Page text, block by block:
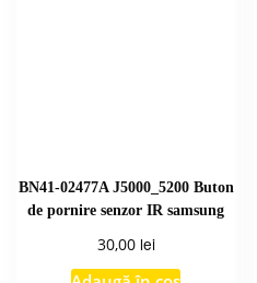
BN41-02477A J5000_5200 Buton
de pornire senzor IR samsung
30,00 lei